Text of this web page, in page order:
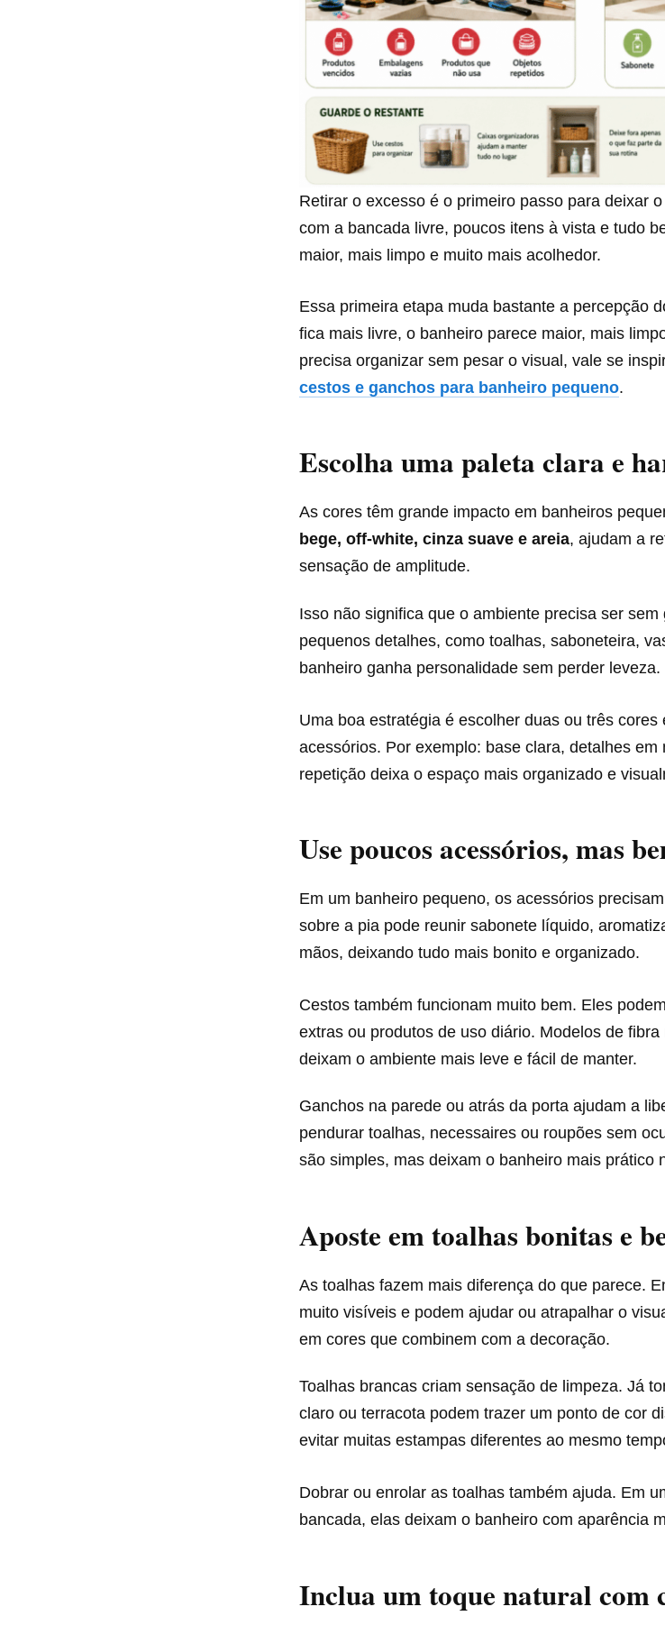
Retirar o excesso é o primeiro passo para deixar
com a bancada livre, poucos itens à vista e tudo
maior, mais limpo e muito mais acolhedor.
Essa primeira etapa muda bastante a percepção
fica mais livre, o banheiro parece maior, mais
precisa organizar sem pesar o visual, vale se
cestos e ganchos para banheiro pequeno.
Escolha uma paleta clara e
As cores têm grande impacto em banheiros
bege, off-white, cinza suave e areia, ajudam a
sensação de amplitude.
Isso não significa que o ambiente precisa ser
pequenos detalhes, como toalhas, saboneteira,
banheiro ganha personalidade sem perder leveza.
Uma boa estratégia é escolher duas ou três
acessórios. Por exemplo: base clara, detalhes
repetição deixa o espaço mais organizado e
Use poucos acessórios, mas
Em um banheiro pequeno, os acessórios
sobre a pia pode reunir sabonete líquido,
mãos, deixando tudo mais bonito e organizado.
Cestos também funcionam muito bem. Eles
extras ou produtos de uso diário. Modelos de
deixam o ambiente mais leve e fácil de manter.
Ganchos na parede ou atrás da porta ajudam a
pendurar toalhas, necessaires ou roupões sem
são simples, mas deixam o banheiro mais prático
Aposte em toalhas bonitas e
As toalhas fazem mais diferença do que parece.
muito visíveis e podem ajudar ou atrapalhar o
em cores que combinem com a decoração.
Toalhas brancas criam sensação de limpeza. Já
claro ou terracota podem trazer um ponto de cor
evitar muitas estampas diferentes ao mesmo
Dobrar ou enrolar as toalhas também ajuda. Em
bancada, elas deixam o banheiro com aparência
Inclua um toque natural com